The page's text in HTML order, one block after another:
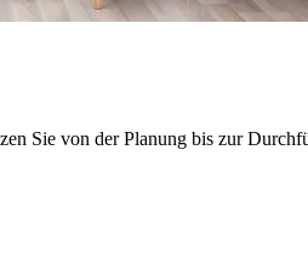
Sie von der Planung bis zur